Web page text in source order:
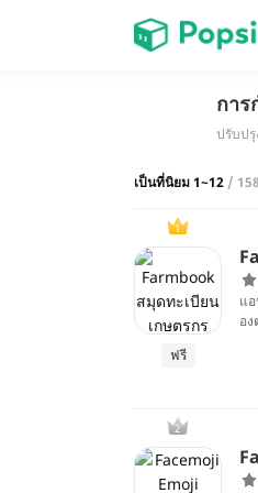
เกม
กา
ปรับป
เป็นที่นิยม 1~12 /
1
ฟรี
แ
อ
2